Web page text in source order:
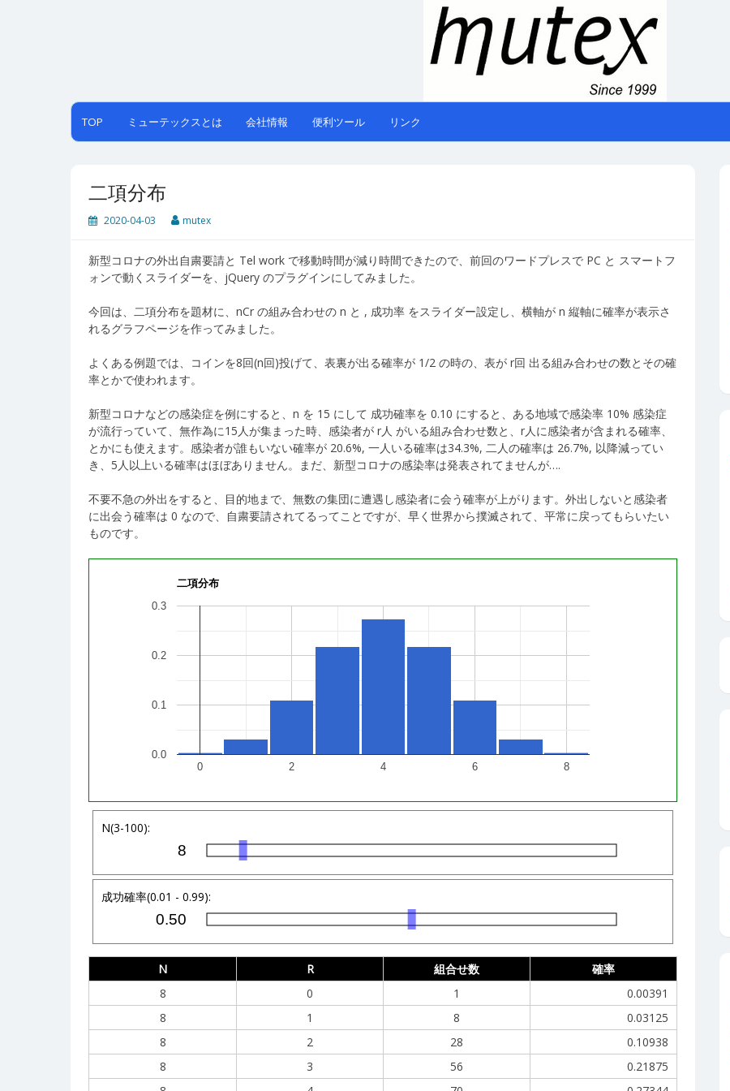
TOP ミューテックスとは 会社情報 便利ツール リンク
二項分布
2020-04-03 mutex
新型コロナの外出自粛要請と Tel work で移動時間が減り時間できたので、前回のワードプレスで PC と スマートフ
ォンで動くスライダーを、jQuery のプラグインにしてみました。
今回は、二項分布を題材に、nCr の組み合わせの n と , 成功率 をスライダー設定し、横軸が n 縦軸に確率が表示さ
れるグラフページを作ってみました。
よくある例題では、コインを8回(n回)投げて、表裏が出る確率が 1/2 の時の、表が r回 出る組み合わせの数とその確
率とかで使われます。
新型コロナなどの感染症を例にすると、n を 15 にして 成功確率を 0.10 にすると、ある地域で感染率 10% 感染症
が流行っていて、無作為に15人が集まった時、感染者が r人 がいる組み合わせ数と、r人に感染者が含まれる確率、
とかにも使えます。感染者が誰もいない確率が 20.6%, 一人いる確率は34.3%, 二人の確率は 26.7%, 以降減ってい
き、5人以上いる確率はほぼありません。まだ、新型コロナの感染率は発表されてませんが….
不要不急の外出をすると、目的地まで、無数の集団に遭遇し感染者に会う確率が上がります。外出しないと感染者
に出会う確率は 0 なので、自粛要請されてるってことですが、早く世界から撲滅されて、平常に戻ってもらいたい
ものです。
二項分布
0 2 4 6 8
0.0
0.1
0.2
0.3
N(3-100):
成功確率(0.01 - 0.99):
N R 組合せ数
確率
8
0 1
0.00391
8
1 8
0.03125
8
2 28
0.10938
8
3 56
0.21875